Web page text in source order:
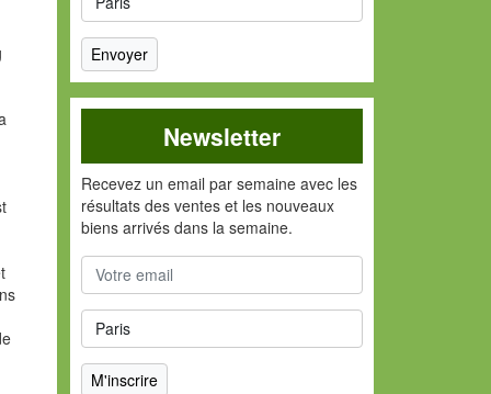
Newsletter
Recevez un email par semaine avec les
résultats des ventes et les nouveaux
biens arrivés dans la semaine.